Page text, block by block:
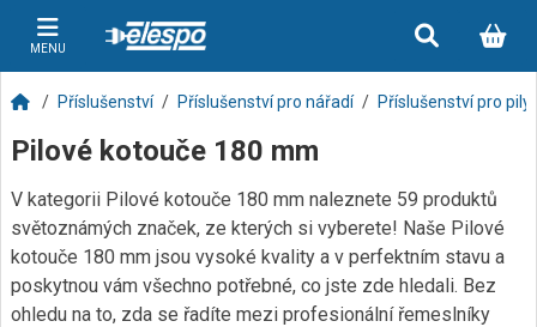
MENU
Příslušenství Příslušenství pro nářadí Příslušenství pro pily
Pilové kotouče 180 mm
V kategorii Pilové kotouče 180 mm naleznete 59 produktů
světoznámých značek, ze kterých si vyberete! Naše Pilové
kotouče 180 mm jsou vysoké kvality a v perfektním stavu a
poskytnou vám všechno potřebné, co jste zde hledali. Bez
ohledu na to, zda se řadíte mezi profesionální řemeslníky